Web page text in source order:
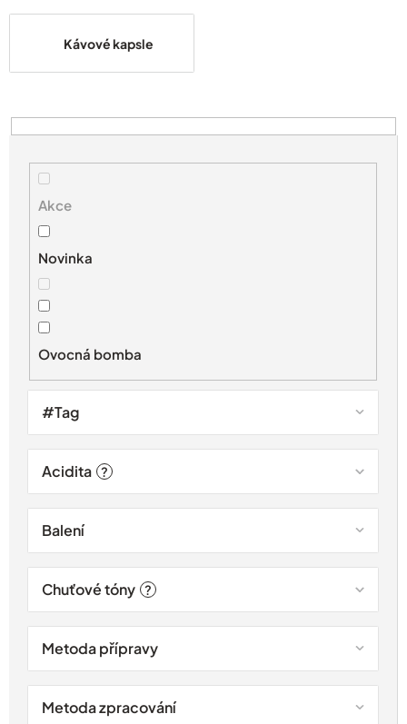
Kávové kapsle
Akce
Novinka
Ovocná bomba
#Tag
Acidita ?
Balení
Chuťové tóny ?
Metoda přípravy
Metoda zpracování
V